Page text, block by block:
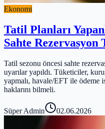
Ekonomi
Tatil Planları
Sahte Rezervasyon
Tatil sezonu öncesi sahte
uyarılar yapıldı. Tüketiciler,
yapmalı, havale/EFT ile ödeme
haklarını bilmeli.
Süper Admin 02.06.2026